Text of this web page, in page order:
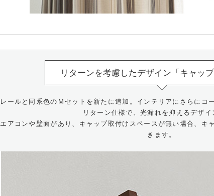
リターンを考慮したデザイン「キャッ
レールと同系色のＭセットを新たに追加。インテリアにさらにコ
リターン仕様で、光漏れを抑えるデザ
エアコンや壁面があり、キャップ取付けスペースが無い場合、キ
きます。